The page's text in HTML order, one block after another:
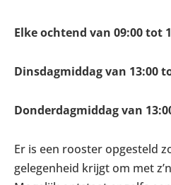
Elke ochtend van 09:00 tot
Dinsdagmiddag van 13:00
Donderdagmiddag van
Er is een rooster opgesteld
gelegenheid krijgt om met